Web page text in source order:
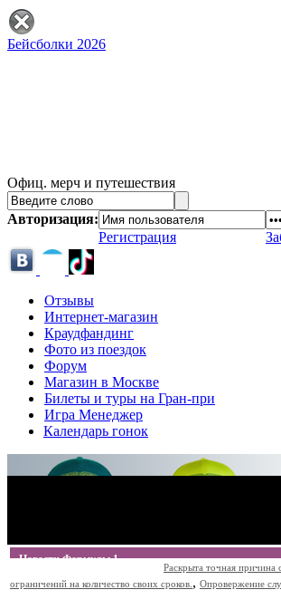
Бейсболки 2026
Офиц. мерч и путешествия
Авторизация:
Регистрация
Отзывы
Интернет-магазин
Краудфандинг
Фото из поездок
Форум
Магазин в Москве
Билеты и туры на Гран-при
Игра Менеджер
Календарь гонок
Новости Формулы 1
Раскрыта точная
ограничений на количество своих сроков. , Опровержение